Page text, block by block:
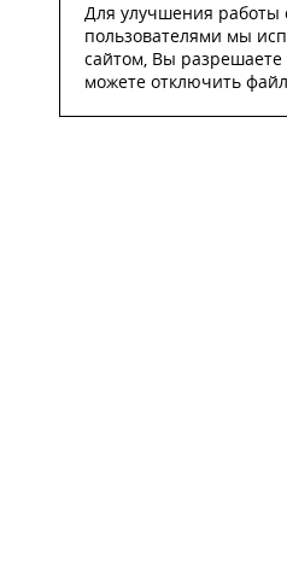
Для улучшения работы
пользователями мы
сайтом, Вы разрешаете
можете отключить